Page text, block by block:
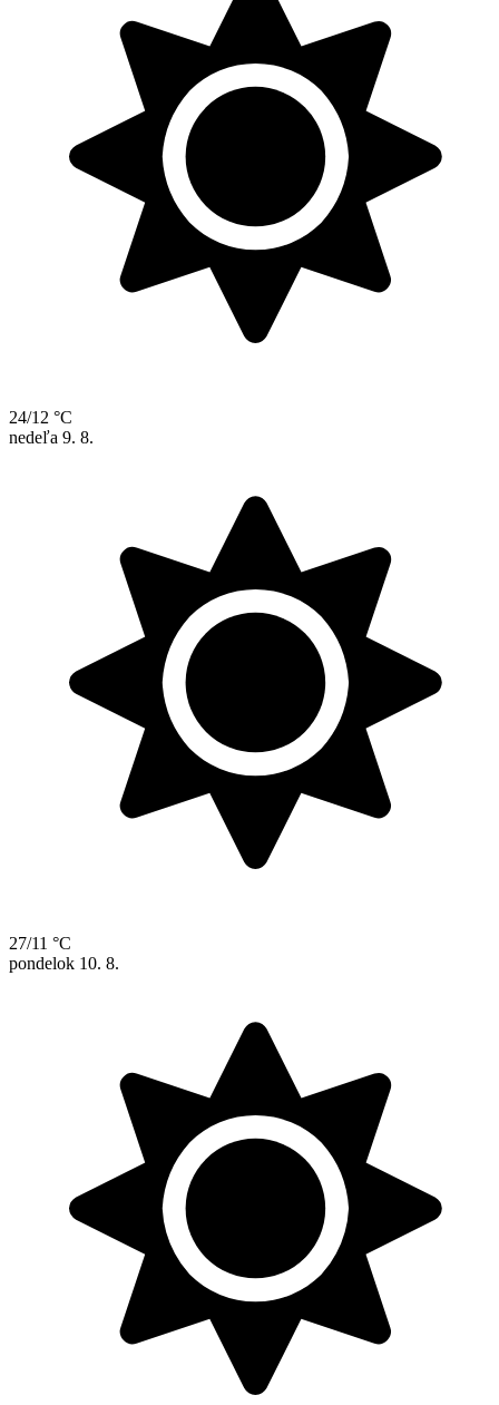
24/12 °C
nedeľa 9. 8.
27/11 °C
pondelok 10. 8.